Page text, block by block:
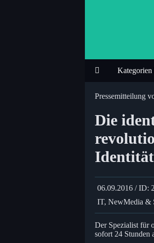
Kategorien
Pressemitteilung
Die
06.09.2016 / ID:
IT, NewMedia &
Der Spezialist für
sofort 24 Stunden